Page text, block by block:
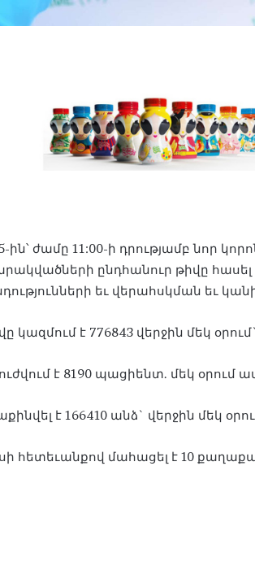
ժամը 11:00-ի դրությամբ նոր
ընդհանուր թիվը հասել
եւ վերահսկման եւ
կազմում է 776843 վերջին մեկ
է 8190 պացիենտ. մեկ օրում
է 166410 անձ` վերջին մեկ
հետեւանքով մահացել է 10